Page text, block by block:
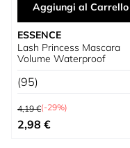
Aggiungi al Carrello
ESSENCE
Lash Princess Mascara
Volume Waterproof
(95)
Prezzo predefinito
4,19 €(-29%)
Prezzo speciale
2,98 €